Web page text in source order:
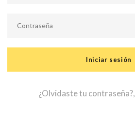
¿Olvidaste tu contraseña?,